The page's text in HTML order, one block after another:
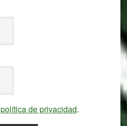
política de privacidad.